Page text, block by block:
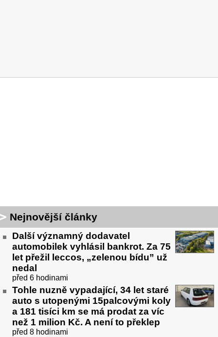
Nejnovější články
Další významný dodavatel
automobilek vyhlásil bankrot. Za 75
let přežil leccos, „zelenou bídu” už
nedal
před 6 hodinami
Tohle nuzně vypadající, 34 let staré
auto s utopenými 15palcovými koly
a 181 tisíci km se má prodat za víc
než 1 milion Kč. A není to překlep
před 8 hodinami